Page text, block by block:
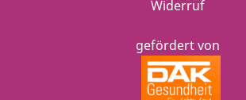
gefördert von
Widerruf